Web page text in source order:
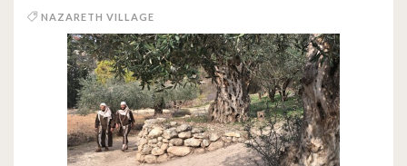
NAZARETH VILLAGE